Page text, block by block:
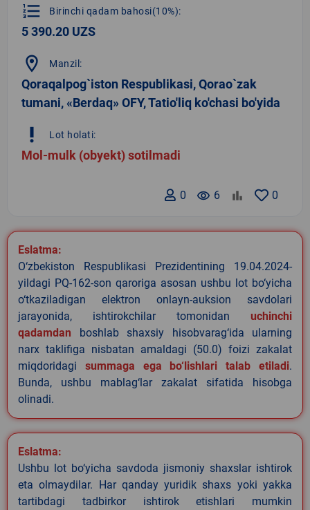
format_list_numbered Birinchi qadam bahosi(10%):
5 390.20 UZS
location_on Manzil:
Qoraqalpog`iston Respublikasi, Qorao`zak
tumani, «Berdaq» OFY, Tatio'liq ko'chasi bo'yida
priority_high Lot holati:
Mol-mulk (obyekt) sotilmadi
0
remove_red_eye 6
0
Eslatma:
O‘zbekiston Respublikasi Prezidentining 19.04.2024-
yildagi PQ-162-son qaroriga asosan ushbu lot bo‘yicha
o‘tkaziladigan elektron onlayn-auksion savdolari
jarayonida, ishtirokchilar tomonidan uchinchi
qadamdan boshlab shaxsiy hisobvarag‘ida ularning
narx taklifiga nisbatan amaldagi (50.0) foizi zakalat
miqdoridagi summaga ega bo‘lishlari talab etiladi.
Bunda, ushbu mablag‘lar zakalat sifatida hisobga
olinadi.
Eslatma:
Ushbu lot bo‘yicha savdoda jismoniy shaxslar ishtirok
eta olmaydilar. Har qanday yuridik shaxs yoki yakka
tartibdagi tadbirkor ishtirok etishlari mumkin